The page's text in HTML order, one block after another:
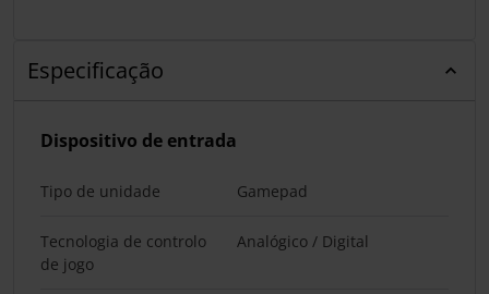
Especificação
Dispositivo de entrada
Tipo de unidade Gamepad
Tecnologia de controlo
de jogo
Analógico / Digital